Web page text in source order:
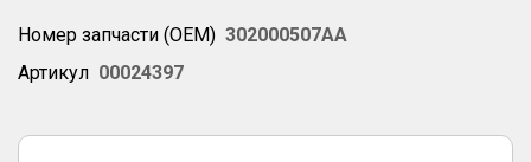
Номер запчасти (OEM) 302000507AA
Артикул 00024397